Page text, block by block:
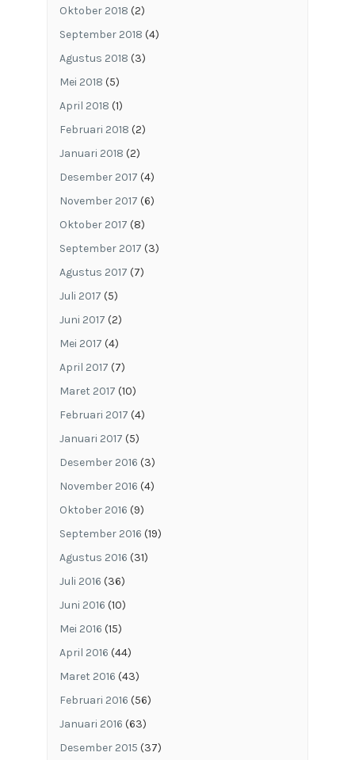
Oktober 2018 (2)
September 2018 (4)
Agustus 2018 (3)
Mei 2018 (5)
April 2018 (1)
Februari 2018 (2)
Januari 2018 (2)
Desember 2017 (4)
November 2017 (6)
Oktober 2017 (8)
September 2017 (3)
Agustus 2017 (7)
Juli 2017 (5)
Juni 2017 (2)
Mei 2017 (4)
April 2017 (7)
Maret 2017 (10)
Februari 2017 (4)
Januari 2017 (5)
Desember 2016 (3)
November 2016 (4)
Oktober 2016 (9)
September 2016 (19)
Agustus 2016 (31)
Juli 2016 (36)
Juni 2016 (10)
Mei 2016 (15)
April 2016 (44)
Maret 2016 (43)
Februari 2016 (56)
Januari 2016 (63)
Desember 2015 (37)